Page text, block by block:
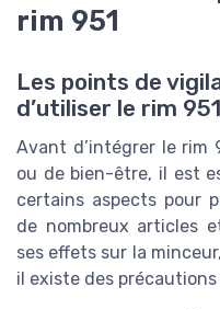
rim 951
Les points de
d’utiliser le rim 951
Avant d’intégrer le rim
ou de bien-être, il est
certains aspects pour
de nombreux articles
ses effets sur la
il existe des précautions